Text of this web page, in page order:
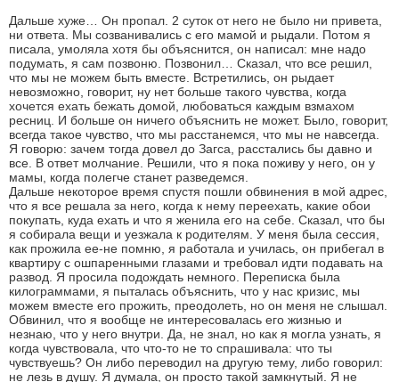
Дальше хуже… Он пропал. 2 суток от него не было ни привета,
ни ответа. Мы созванивались с его мамой и рыдали. Потом я
писала, умоляла хотя бы объяснится, он написал: мне надо
подумать, я сам позвоню. Позвонил… Сказал, что все решил,
что мы не можем быть вместе. Встретились, он рыдает
невозможно, говорит, ну нет больше такого чувства, когда
хочется ехать бежать домой, любоваться каждым взмахом
ресниц. И больше он ничего объяснить не может. Было, говорит,
всегда такое чувство, что мы расстанемся, что мы не навсегда.
Я говорю: зачем тогда довел до Загса, расстались бы давно и
все. В ответ молчание. Решили, что я пока поживу у него, он у
мамы, когда полегче станет разведемся.
Дальше некоторое время спустя пошли обвинения в мой адрес,
что я все решала за него, когда к нему переехать, какие обои
покупать, куда ехать и что я женила его на себе. Сказал, что бы
я собирала вещи и уезжала к родителям. У меня была сессия,
как прожила ее-не помню, я работала и училась, он прибегал в
квартиру с ошпаренными глазами и требовал идти подавать на
развод. Я просила подождать немного. Переписка была
килограммами, я пыталась объяснить, что у нас кризис, мы
можем вместе его прожить, преодолеть, но он меня не слышал.
Обвинил, что я вообще не интересовалась его жизнью и
незнаю, что у него внутри. Да, не знал, но как я могла узнать, я
когда чувствовала, что что-то не то спрашивала: что ты
чувствуешь? Он либо переводил на другую тему, либо говорил:
не лезь в душу. Я думала, он просто такой замкнутый. Я не